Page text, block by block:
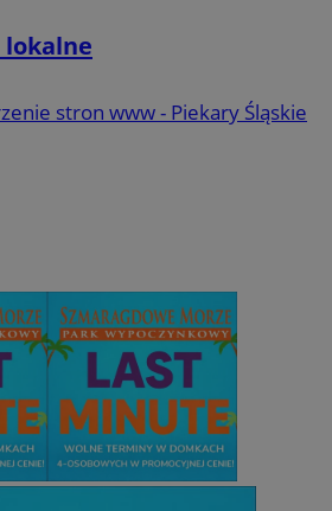
lokalne
stron www - Piekary Śląskie